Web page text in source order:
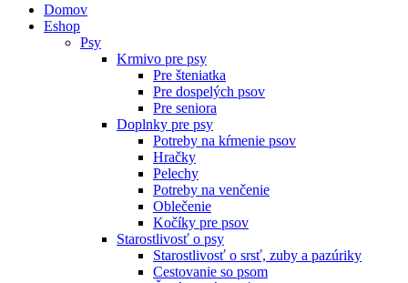
Domov
Eshop
Psy
Krmivo pre psy
Pre šteniatka
Pre dospelých psov
Pre seniora
Doplnky pre psy
Potreby na kŕmenie psov
Hračky
Pelechy
Potreby na venčenie
Oblečenie
Kočíky pre psov
Starostlivosť o psy
Starostlivosť o srsť, zuby a pazúriky
Cestovanie so psom